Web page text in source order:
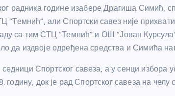
радника године изабере Драгиша Симић,
“Темнић“, али Спортски савез није
са тим СТЦ “Темнић” и ОШ “Јован
да издвоје одређена средства и Симића
Спортског савеза, а у сенци избора
док је рад Спортског савеза на челу